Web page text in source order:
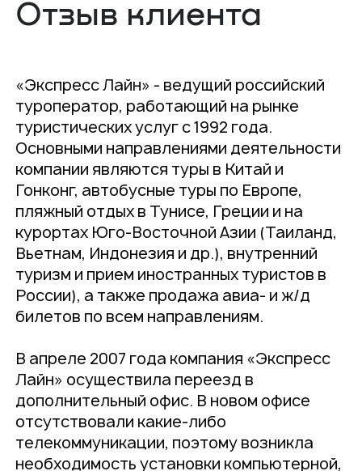
Отзыв клиента
«Экспресс Лайн» - ведущий российский
туроператор, работающий на рынке
туристических услуг с 1992 года.
Основными направлениями деятельности
компании являются туры в Китай и
Гонконг, автобусные туры по Европе,
пляжный отдых в Тунисе, Греции и на
курортах Юго-Восточной Азии (Таиланд,
Вьетнам, Индонезия и др.), внутренний
туризм и прием иностранных туристов в
России), а также продажа авиа- и ж/д
билетов по всем направлениям.
В апреле 2007 года компания «Экспресс
Лайн» осуществила переезд в
дополнительный офис. В новом офисе
отсутствовали какие-либо
телекоммуникации, поэтому возникла
необходимость установки компьютерной,